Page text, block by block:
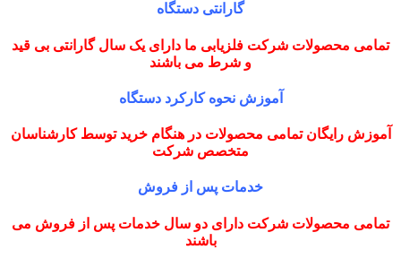
گارانتی دستگاه
تمامی محصولات شرکت فلزیابی ما دارای یک سال گارانتی بی قید
و شرط می باشند
آموزش نحوه کارکرد دستگاه
آموزش رایگان تمامی محصولات در هنگام خرید توسط کارشناسان
متخصص شرکت
خدمات پس از فروش
تمامی محصولات شرکت دارای دو سال خدمات پس از فروش می
باشند